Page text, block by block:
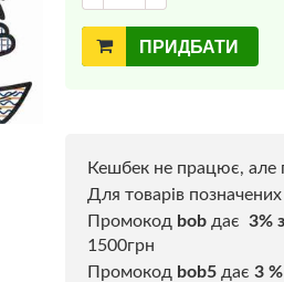
ПРИДБАТИ
Кешбек не працює,
Для товарів
Промокод bob дає 3%
1500грн
Промокод bob5 дає 3